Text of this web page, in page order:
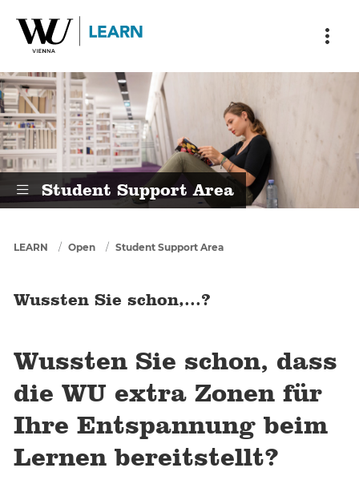
Wussten Sie schon,...?
Student Support Area
You are here
LEARN Open Student Support Area
Wussten Sie schon,...?
Wussten Sie schon, dass
die WU extra Zonen für
Ihre Entspannung beim
Lernen bereitstellt?